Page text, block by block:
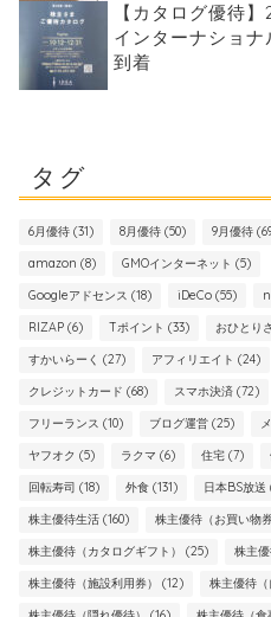
【カタログ優待
インターナショ
到着
タグ
6月優待(31) 8月優待(50) 9月優待
amazon (8) GMOインターネット (5)
Googleアドセンス (18) iDeCo(55)
RIZAP(6) Tポイント (33) おひとり
すかいらーく (27) アフィリエイト (24)
クレジットカード (68) スマホ決済(72)
フリーランス (10) ブログ運営(25)
ヤフオク (5) ラクマ (6) 住宅(7)
回転寿司 (18) 外食(131) 日本BS放送
株主優待生活(160) 株主優待（お買い物券
株主優待（カタログギフト） (25) 株主優
株主優待（施設利用券） (12) 株主優待（